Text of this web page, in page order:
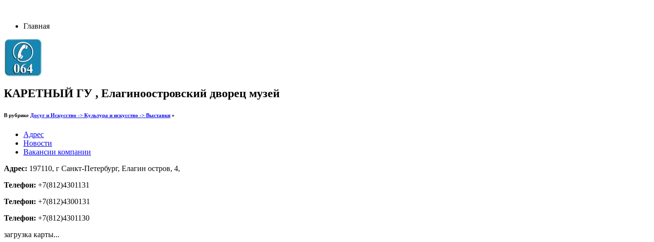
Главная
КАРЕТНЫЙ ГУ , Елагиноостровский дворец музей
В рубрике Досуг и Искусство -> Культура и искусство -> Выставки »
Адрес
Новости
Вакансии компании
Адрес: 197110, г Санкт-Петербург, Елагин остров, 4,
Телефон: +7(812)4301131
Телефон: +7(812)4300131
Телефон: +7(812)4301130
загрузка карты...